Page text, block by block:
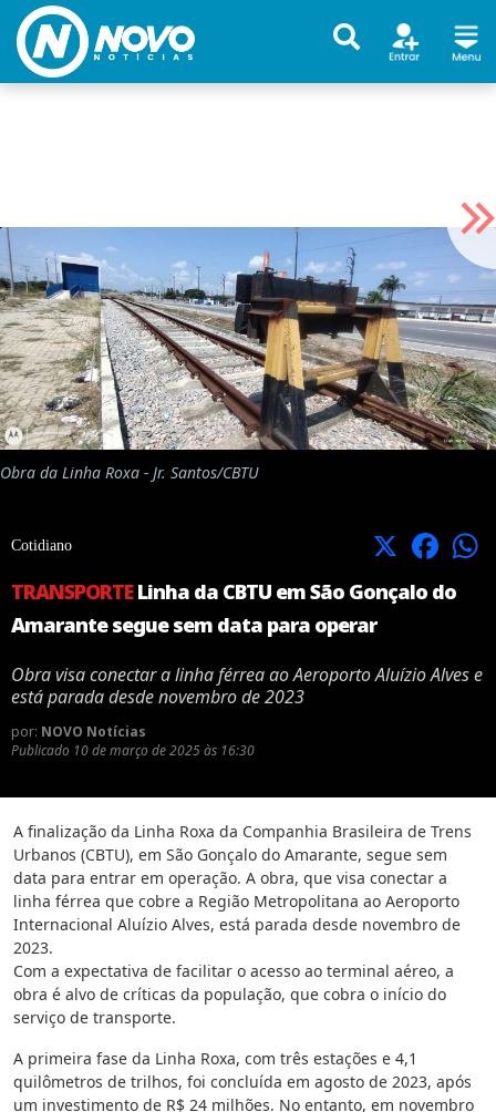
Obra da Linha Roxa - Jr. Santos/CBTU
Cotidiano X Facebook
TRANSPORTELinha da CBTU em São Gonçalo do
Amarante segue sem data para operar
Obra visa conectar a linha férrea ao Aeroporto Aluízio Alves e
está parada desde novembro de 2023
por: NOVO Notícias
Publicado 10 de março de 2025 às 16:30
A finalização da Linha Roxa da Companhia Brasileira de Trens
Urbanos (CBTU), em São Gonçalo do Amarante, segue sem
data para entrar em operação. A obra, que visa conectar a
linha férrea que cobre a Região Metropolitana ao Aeroporto
Internacional Aluízio Alves, está parada desde novembro de
2023.
Com a expectativa de facilitar o acesso ao terminal aéreo, a
obra é alvo de críticas da população, que cobra o início do
serviço de transporte.
A primeira fase da Linha Roxa, com três estações e 4,1
quilômetros de trilhos, foi concluída em agosto de 2023, após
um investimento de R$ 24 milhões. No entanto, em novembro